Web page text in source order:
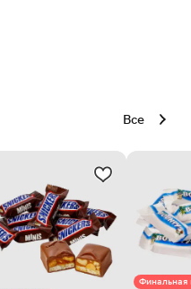
Все
Финальная